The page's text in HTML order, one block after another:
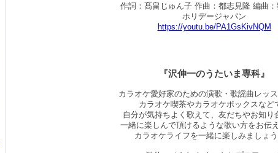
作詞：髙畠じゅん子 作曲：都志見隆 編曲
ホリデージャパン
https://youtu.be/PA1GsKivNQM
『沢伸一のうたいま専科』
カラオケ愛好家のための演歌・歌謡曲レッス
カラオケ喫茶やカラオケボックスなど
自分が気持ちよく歌えて、友だちやお知り
一緒に楽しんで頂けるような歌い方をお伝
カラオケライフを一緒に楽しみましょう